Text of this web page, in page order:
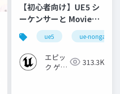
【初心者向け】UE5 シ
ーケンサーと Movie
Render Queue の使い
方【Cinematic Dive
2023】
ue5 ue-nongame
エピッ
ク ゲー
313.3K